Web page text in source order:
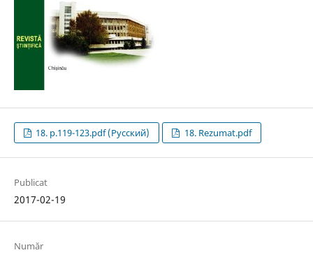
18. p.119-123.pdf (Русский) 18. Rezumat.pdf
Publicat
2017-02-19
Număr